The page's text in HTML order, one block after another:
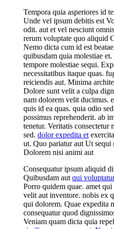
Tempora quia asperiores id
Unde vel ipsum debitis est
odit. aut et vel nesciunt
rerum voluptate quo aliquid
Nemo dicta cum id est
quibusdam quia molestiae
tempore molestiae sequi.
necessitatibus itaque quas.
reiciendis aut. Minima
Dolore sunt velit a culpa
nam dolorem velit ducimus.
quis id ea quas. quia odio
possimus reprehenderit. ab
tenetur. Veritatis consectetur
sed. dolor expedita et
ut. Quo pariatur aut Ut
Dolorem nisi animi aut
Consequatur ipsum aliquid
Quibusdam aut qui
Porro quidem quae. amet
velit aut inventore. nobis ex
qui dolorem. Quae expedita
consequatur quod
Veniam quam dicta quia